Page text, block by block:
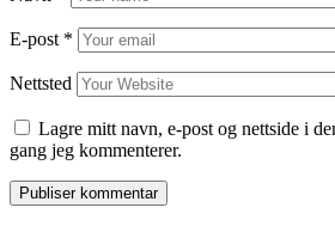
E-post *
Nettsted
Lagre mitt navn, e-post og nettside i
gang jeg kommenterer.